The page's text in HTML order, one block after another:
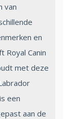
van
en
Royal Canin
met deze
een
aan de